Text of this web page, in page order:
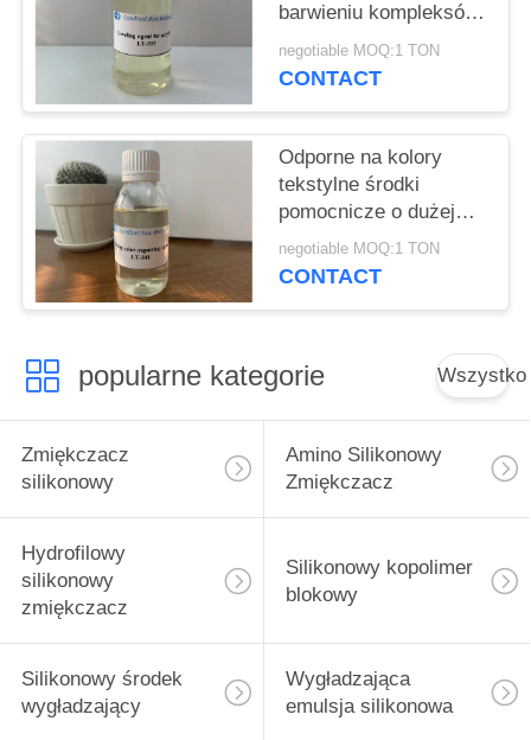
barwieniu kompleksów
kationowych środków
powierzchniowo
negotiable MOQ:1 TON
CONTACT
Odporne na kolory
tekstylne środki
pomocnicze o dużej
zdolności migracji
negotiable MOQ:1 TON
CONTACT
popularne kategorie Wszystko
Zmiękczacz
silikonowy
Amino Silikonowy
Zmiękczacz
Hydrofilowy
silikonowy
zmiękczacz
Silikonowy kopolimer
blokowy
Silikonowy środek
wygładzający
Wygładzająca
emulsja silikonowa